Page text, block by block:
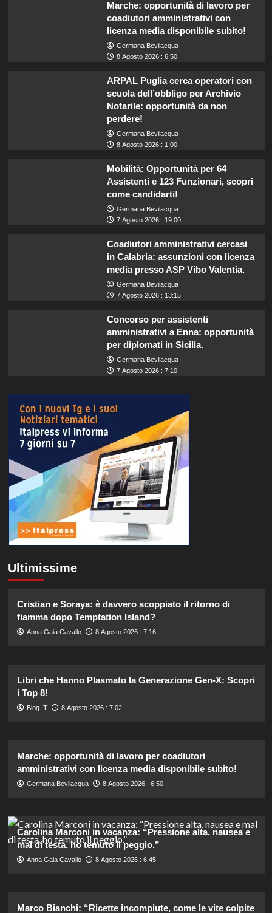
Marche: opportunità di lavoro per
coadiutori amministrativi con
licenza media disponibile subito!
Germana Bevilacqua
8 Agosto 2026 : 6:50
ARPAL Puglia cerca operatori con
scuola dell’obbligo per Archivio
Notarile: opportunità da non
perdere!
Germana Bevilacqua
8 Agosto 2026 : 1:00
Mobilità: Opportunità per 64
Assistenti e 123 Funzionari, scopri
come candidarti!
Germana Bevilacqua
7 Agosto 2026 : 19:00
Coadiutori amministrativi cercasi
in Calabria: assunzioni con licenza
media presso ASP Vibo Valentia.
Germana Bevilacqua
7 Agosto 2026 : 13:15
Concorso per assistenti
amministrativi a Enna: opportunità
per diplomati in Sicilia.
Germana Bevilacqua
7 Agosto 2026 : 7:10
Ultimissime
Cristian e Soraya: è davvero scoppiato il ritorno di
fiamma dopo Temptation Island?
Anna Gaia Cavallo 8 Agosto 2026 : 7:16
Libri che Hanno Plasmato la Generazione Gen-X: Scopri
i Top 8!
Blog.IT 8 Agosto 2026 : 7:02
Marche: opportunità di lavoro per coadiutori
amministrativi con licenza media disponibile subito!
Germana Bevilacqua 8 Agosto 2026 : 6:50
Carolina Marconi in vacanza: “Pressione alta, nausea e
mal di testa, ho temuto il peggio.”
Anna Gaia Cavallo 8 Agosto 2026 : 6:45
Marco Bianchi: “Ricette incompiute, come le vite colpite